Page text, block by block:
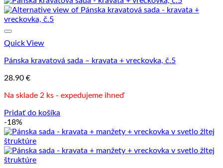
Quick View
Pánska kravatová sada – kravata + vreckovka, č.5
28.90 €
Na sklade 2 ks - expedujeme ihneď
Pridať do košíka
-18%